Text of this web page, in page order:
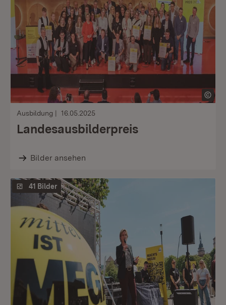
Ausbildung 16.05.2025
Landesausbilderpreis
Bilder ansehen
41 Bilder